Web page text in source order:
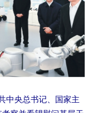
中央总书记、国家主